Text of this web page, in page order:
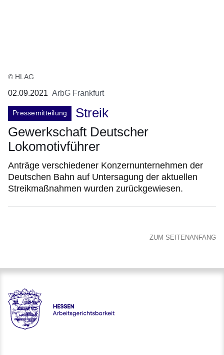
© HLAG
02.09.2021 ArbG Frankfurt
Pressemitteilung
Streik
Gewerkschaft Deutscher
Lokomotivführer
Anträge verschiedener Konzernunternehmen der
Deutschen Bahn auf Untersagung der aktuellen
Streikmaßnahmen wurden zurückgewiesen.
ZUM SEITENANFANG
Hessen - Arbeitsgerichtsbarkeit Hessen